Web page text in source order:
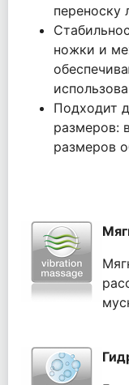
переноску
ножки и
Подходит
размеров:
размеров